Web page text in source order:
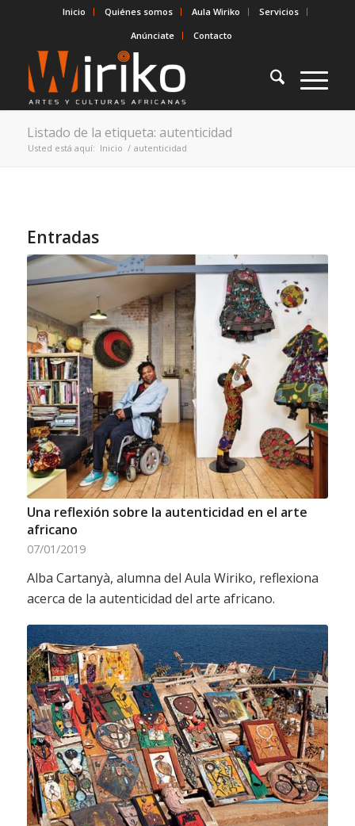
Inicio Quiénes somos Aula Wiriko
Servicios
Anúnciate
Contacto
Listado de la etiqueta: autenticidad
Usted está aquí: Inicio / autenticidad
Entradas
Una reflexión sobre la autenticidad en el arte
africano
07/01/2019
Alba Cartanyà, alumna del Aula Wiriko, reflexiona
acerca de la autenticidad del arte africano.